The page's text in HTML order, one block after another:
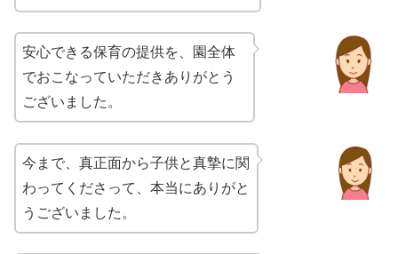
安心できる保育の提供を、園全体
でおこなっていただきありがとう
ございました。
今まで、真正面から子供と真摯に関
わってくださって、本当にありがと
うございました。